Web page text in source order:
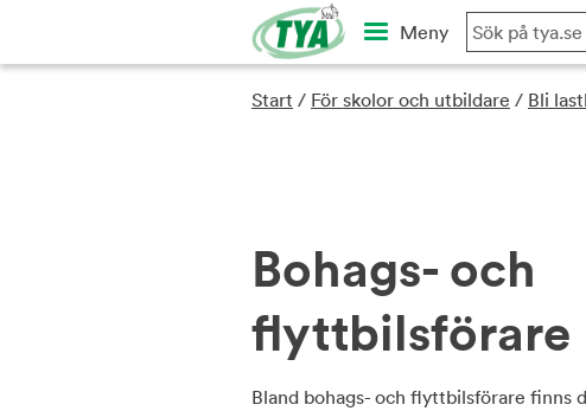
content
Meny
Start / För skolor och utbildare / Bli
Bohags- och
flyttbilsförare
Bland bohags- och flyttbilsförare finns